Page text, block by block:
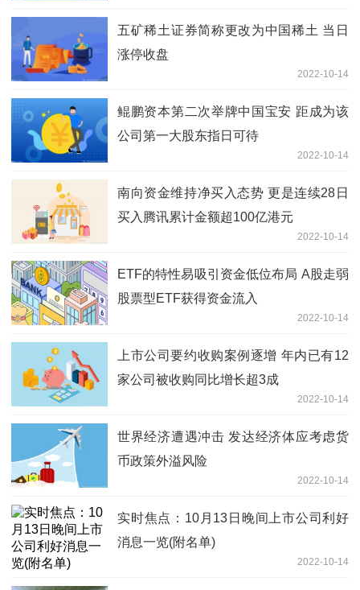
五矿稀土证券简称更改为中国稀土 当日
涨停收盘
2022-10-14
鲲鹏资本第二次举牌中国宝安 距成为该
公司第一大股东指日可待
2022-10-14
南向资金维持净买入态势 更是连续28日
买入腾讯累计金额超100亿港元
2022-10-14
ETF的特性易吸引资金低位布局 A股走弱
股票型ETF获得资金流入
2022-10-14
上市公司要约收购案例逐增 年内已有12
家公司被收购同比增长超3成
2022-10-14
世界经济遭遇冲击 发达经济体应考虑货
币政策外溢风险
2022-10-14
实时焦点：10月13日晚间上市公司利好
消息一览(附名单)
2022-10-14